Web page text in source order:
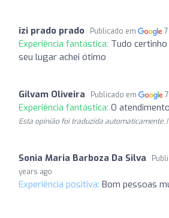
izi prado prado Publicado em
Experiência fantástica: Tudo
seu lugar achei ótimo
Gilvam Oliveira Publicado em
Experiência fantástica: O
Esta opinião foi traduzida automaticamente. |
Sonia Maria Barboza Da Silva
years ago
Experiência positiva: Bom pessoas